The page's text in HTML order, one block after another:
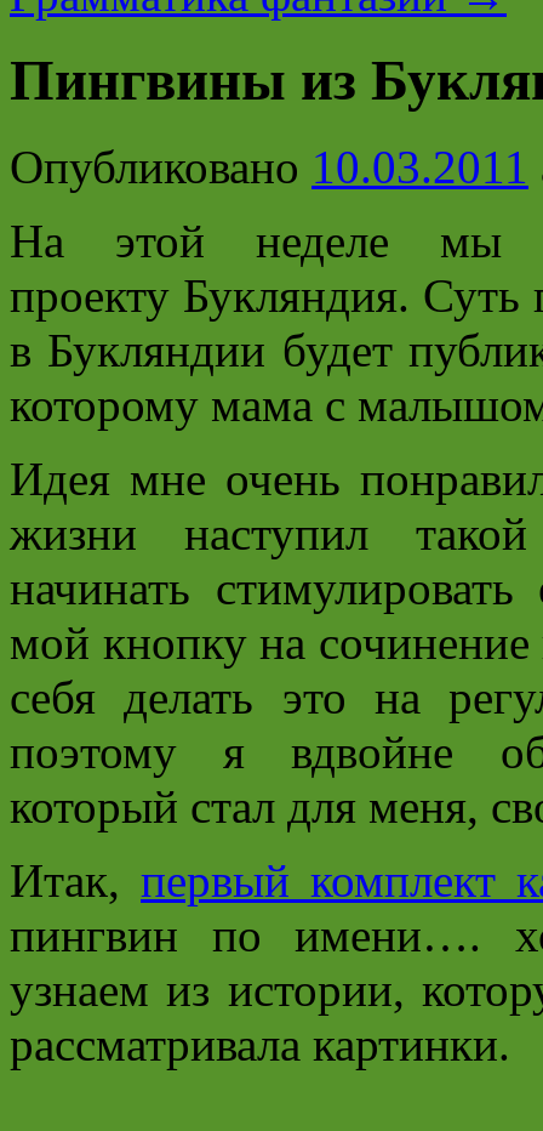
Пингвины из
Опубликовано 10.03.2011
На этой неделе мы
проекту Букляндия. Суть
в Букляндии будет
которому мама с
Идея мне очень
жизни наступил
начинать
мой кнопку на
себя делать это на
поэтому я вдвойне
который стал для меня,
Итак, первый комплект
пингвин по имени….
узнаем из истории,
рассматривала картинки.